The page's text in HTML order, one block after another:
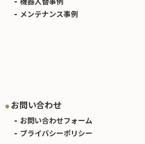
メンテナンス事例
お問い合わせ
お問い合わせフォーム
プライバシーポリシー